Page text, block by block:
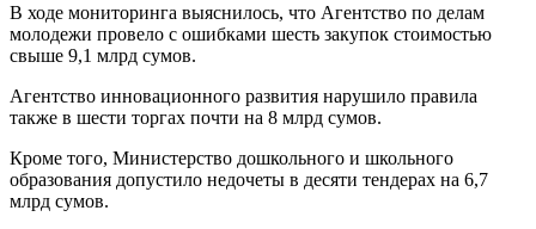
В ходе мониторинга выяснилось, что Агентство по делам
молодежи провело с ошибками шесть закупок стоимостью
свыше 9,1 млрд сумов.
Агентство инновационного развития нарушило правила
также в шести торгах почти на 8 млрд сумов.
Кроме того, Министерство дошкольного и школьного
образования допустило недочеты в десяти тендерах на 6,7
млрд сумов.